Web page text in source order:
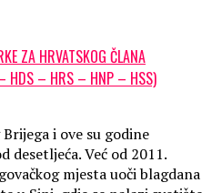
ZA HRVATSKOG ČLANA
HDS – HRS – HNP – HSS)
i ove su godine
desetljeća. Već od 2011.
mjesta uoči blagdana